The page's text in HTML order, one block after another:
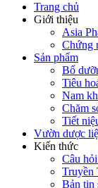
Trang chủ
Giới thiệu
Asia
Chứng
Sản phẩm
Bổ
Tiêu
Nam
Chăm
Tiết
Vườn dược
Kiến thức
Câu
Truyền
Bản tin